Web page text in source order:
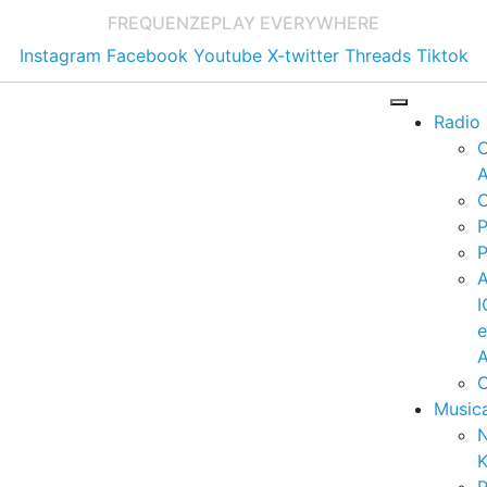
FREQUENZEPLAY EVERYWHERE
Instagram Facebook Youtube X-twitter Threads Tiktok
Radio
e